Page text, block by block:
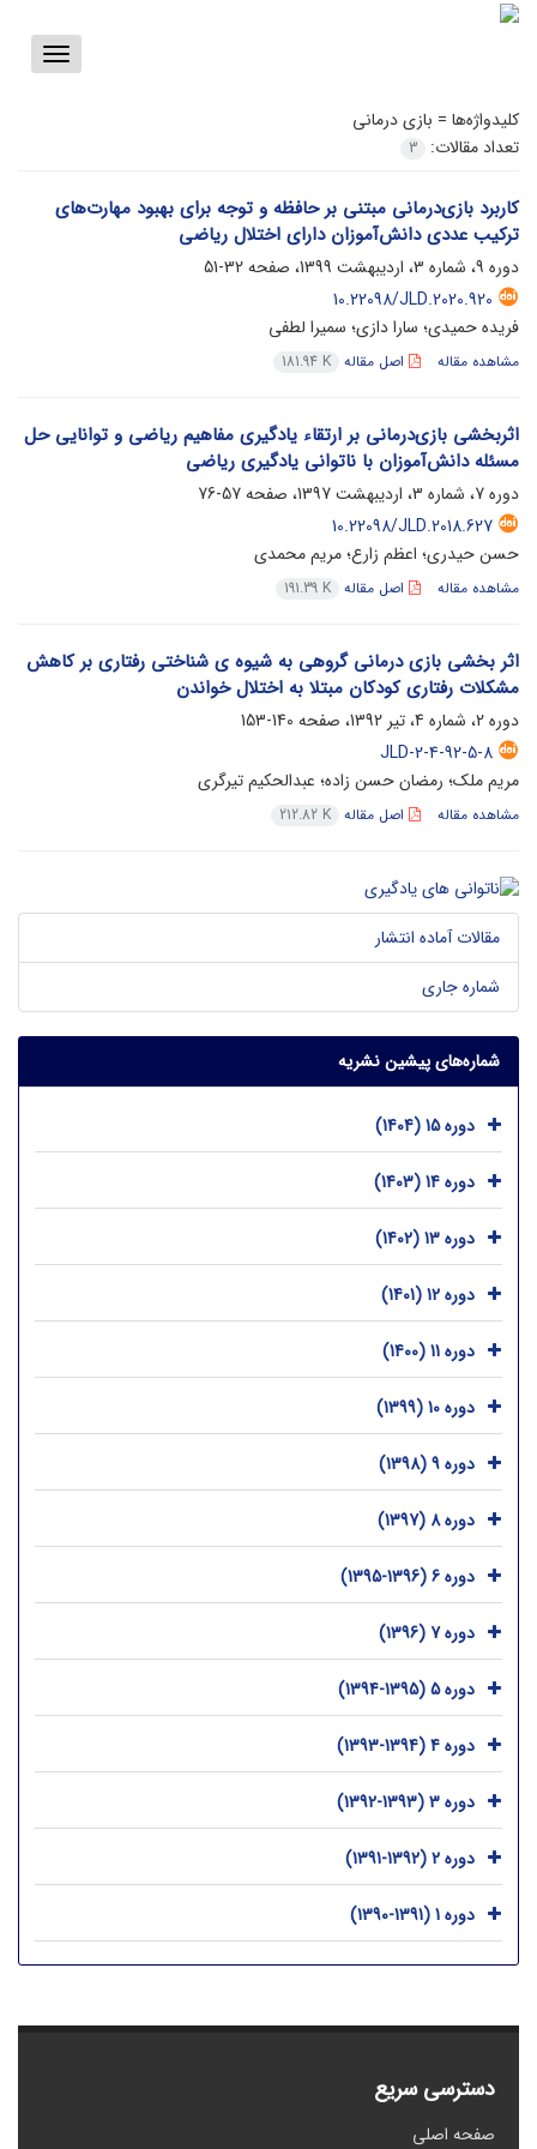
Toggle
کلیدواژه‌ها = بازی درمانی
تعداد مقالات:
3
کاربرد بازی‌درمانی مبتنی بر حافظه و توجه برای بهبود مهارت‌های
ترکیب عددی دانش‌آموزان دارای اختلال ریاضی
دوره 9، شماره 3، اردیبهشت 1399، صفحه
32-51
10.22098/JLD.2020.920
فریده حمیدی؛ سارا دازی؛ سمیرا لطفی
مشاهده مقاله اصل مقاله 181.94 K
اثربخشی بازی‌درمانی بر ارتقاء یادگیری مفاهیم ریاضی و توانایی حل
مسئله دانش‌آموزان با ناتوانی یادگیری ریاضی
دوره 7، شماره 3، اردیبهشت 1397، صفحه
57-76
10.22098/JLD.2018.627
حسن حیدری؛ اعظم زارع؛ مریم محمدی
مشاهده مقاله اصل مقاله 191.39 K
اثر بخشی بازی درمانی گروهی به شیوه ی شناختی رفتاری بر کاهش
مشکلات رفتاری کودکان مبتلا به اختلال خواندن
دوره 2، شماره 4، تیر 1392، صفحه
140-153
JLD-2-4-92-5-8
مریم ملک؛ رمضان حسن زاده؛ عبدالحکیم تیرگری
مشاهده مقاله اصل مقاله 212.82 K
مقالات آماده انتشار
شماره جاری
شماره‌های پیشین نشریه
دوره 15 (1404)
دوره 14 (1403)
دوره 13 (1402)
دوره 12 (1401)
دوره 11 (1400)
دوره 10 (1399)
دوره 9 (1398)
دوره 8 (1397)
دوره 6 (1396-1395)
دوره 7 (1396)
دوره 5 (1395-1394)
دوره 4 (1394-1393)
دوره 3 (1393-1392)
دوره 2 (1392-1391)
دوره 1 (1391-1390)
دسترسی سریع
صفحه اصلی